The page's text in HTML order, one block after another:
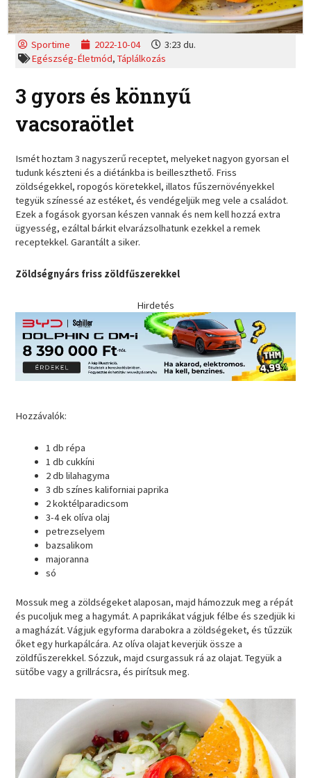
Sportime 2022-10-04
3:23 du.
Egészség-Életmód,Táplálkozás
3 gyors és könnyű
vacsoraötlet
Ismét hoztam 3 nagyszerű receptet, melyeket nagyon gyorsan el
tudunk készteni és a diétánkba is beilleszthető. Friss
zöldségekkel, ropogós köretekkel, illatos fűszernövényekkel
tegyük színessé az estéket, és vendégeljük meg vele a családot.
Ezek a fogások gyorsan készen vannak és nem kell hozzá extra
ügyesség, ezáltal bárkit elvarázsolhatunk ezekkel a remek
receptekkel. Garantált a siker.
Zöldségnyárs friss zöldfűszerekkel
Hirdetés
Hozzávalók:
1 db répa
1 db cukkíni
2 db lilahagyma
3 db színes kaliforniai paprika
2 koktélparadicsom
3-4 ek olíva olaj
petrezselyem
bazsalikom
majoranna
só
Mossuk meg a zöldségeket alaposan, majd hámozzuk meg a répát
és pucoljuk meg a hagymát. A paprikákat vágjuk félbe és szedjük ki
a magházát. Vágjuk egyforma darabokra a zöldségeket, és tűzzük
őket egy hurkapálcára. Az olíva olajat keverjük össze a
zöldfűszerekkel. Sózzuk, majd csurgassuk rá az olajat. Tegyük a
sütőbe vagy a grillrácsra, és pirítsuk meg.